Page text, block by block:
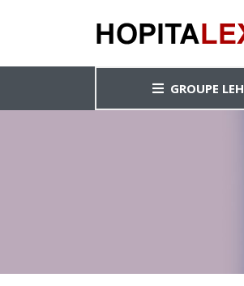
GROUPE LEH